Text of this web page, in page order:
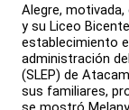
Alegre,
y su Liceo
establecimiento
administración
(SLEP) de
sus familiares,